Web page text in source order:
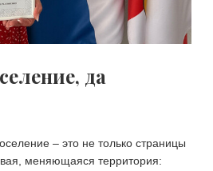
да
– это не только страницы
меняющаяся территория: